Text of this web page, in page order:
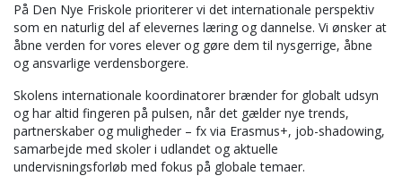
På Den Nye Friskole prioriterer vi det internationale perspektiv
som en naturlig del af elevernes læring og dannelse. Vi ønsker at
åbne verden for vores elever og gøre dem til nysgerrige, åbne
og ansvarlige verdensborgere.
Skolens internationale koordinatorer brænder for globalt udsyn
og har altid fingeren på pulsen, når det gælder nye trends,
partnerskaber og muligheder – fx via Erasmus+, job-shadowing,
samarbejde med skoler i udlandet og aktuelle
undervisningsforløb med fokus på globale temaer.